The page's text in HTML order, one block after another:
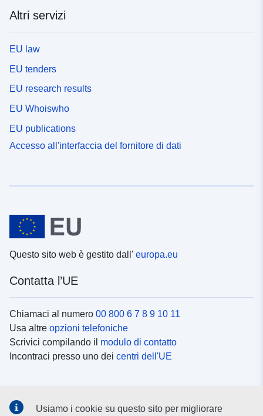
Altri servizi
EU law
EU tenders
EU research results
EU Whoiswho
EU publications
Accesso all'interfaccia del fornitore di dati
Questo sito web è gestito dall' europa.eu
Contatta l’UE
Chiamaci al numero 00 800 6 7 8 9 10 11
Usa altre opzioni telefoniche
Scrivici compilando il modulo di contatto
Incontraci presso uno dei centri dell'UE
Usiamo i cookie su questo sito per migliorare